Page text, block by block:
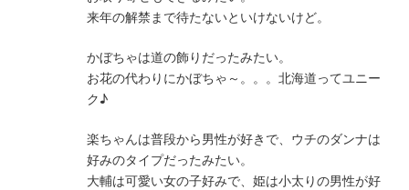
来年の解禁まで待たないといけないけど。
かぼちゃは道の飾りだったみたい。
お花の代わりにかぼちゃ～。。。北海道ってユニー
ク♪
楽ちゃんは普段から男性が好きで、ウチのダンナは
好みのタイプだったみたい。
大輔は可愛い女の子好みで、姫は小太りの男性が好